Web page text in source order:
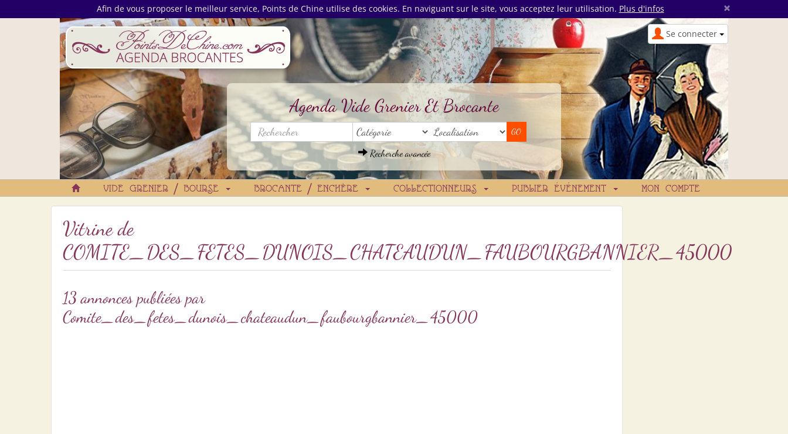
Afin de vous proposer le meilleur service, Points de Chine utilise des cookies. En naviguant sur le site, vous acceptez leur utilisation. Plus d'infos ×
Se connecter
Agenda Vide Grenier Et Brocante
Recherche avancée
VIDE GRENIER / BOURSE BROCANTE / ENCHÈRE COLLECTIONNEURS PUBLIER ÉVÉNEMENT MON COMPTE
Vitrine de
COMITE_DES_FETES_DUNOIS_CHATEAUDUN_FAUBOURGBANNIER_45000
13 annonces publiées par
Comite_des_fetes_dunois_chateaudun_faubourgbannier_45000